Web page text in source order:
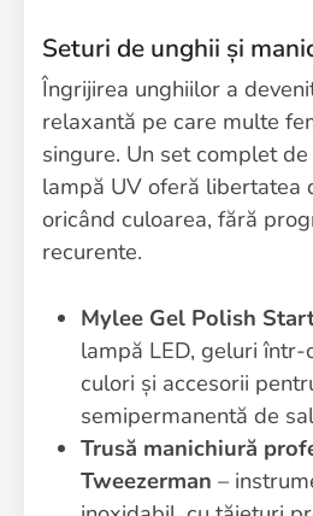
Seturi de unghii și
Îngrijirea unghiilor a
relaxantă pe care multe
singure. Un set complet
lampă UV oferă libertatea
oricând culoarea, fără
recurente.
Mylee Gel Polish
lampă LED, geluri
culori și accesorii
semipermanentă de
Trusă manichiură
Tweezerman –